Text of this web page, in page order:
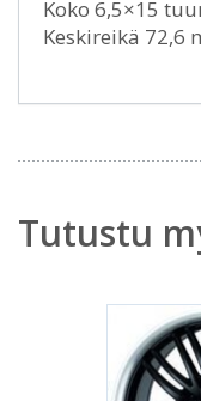
Koko 6,5×15
Keskireikä 72,6
Tutustu